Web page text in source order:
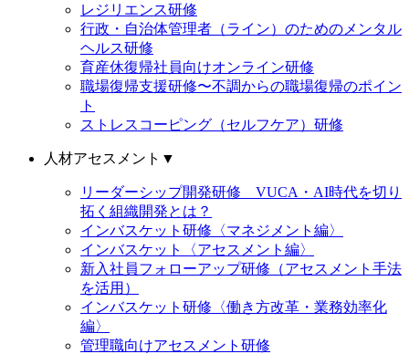
レジリエンス研修
行政・自治体管理者（ライン）のためのメンタル
ヘルス研修
育産休復帰社員向けオンライン研修
職場復帰支援研修〜不調からの職場復帰のポイン
ト
ストレスコーピング（セルフケア）研修
人材アセスメント ▼
リーダーシップ開発研修 VUCA・AI時代を切り
拓く組織開発とは？
インバスケット研修〈マネジメント編〉
インバスケット〈アセスメント編〉
新入社員フォローアップ研修（アセスメント手法
を活用）
インバスケット研修〈働き方改革・業務効率化
編〉
管理職向けアセスメント研修